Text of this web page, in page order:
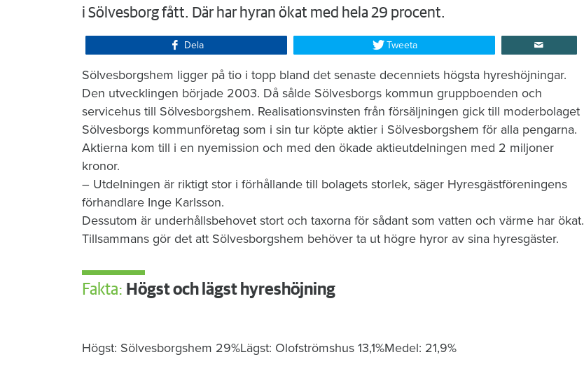
i Sölvesborg fått. Där har hyran ökat med hela 29 procent.
Dela Tweeta
Sölvesborgshem ligger på tio i topp bland det senaste decenniets högsta hyreshöjningar.
Den utvecklingen började 2003. Då sålde Sölvesborgs kommun gruppboenden och
servicehus till Sölvesborgshem. Realisationsvinsten från försäljningen gick till moderbolaget
Sölvesborgs kommunföretag som i sin tur köpte aktier i Sölvesborgshem för alla pengarna.
Aktierna kom till i en nyemission och med den ökade aktieutdelningen med 2 miljoner
kronor.
– Utdelningen är riktigt stor i förhållande till bolagets storlek, säger Hyresgästföreningens
förhandlare Inge Karlsson.
Dessutom är underhållsbehovet stort och taxorna för sådant som vatten och värme har ökat.
Tillsammans gör det att Sölvesborgshem behöver ta ut högre hyror av sina hyresgäster.
Fakta: Högst och lägst hyreshöjning
Högst: Sölvesborgshem 29%Lägst: Olofströmshus 13,1%Medel: 21,9%